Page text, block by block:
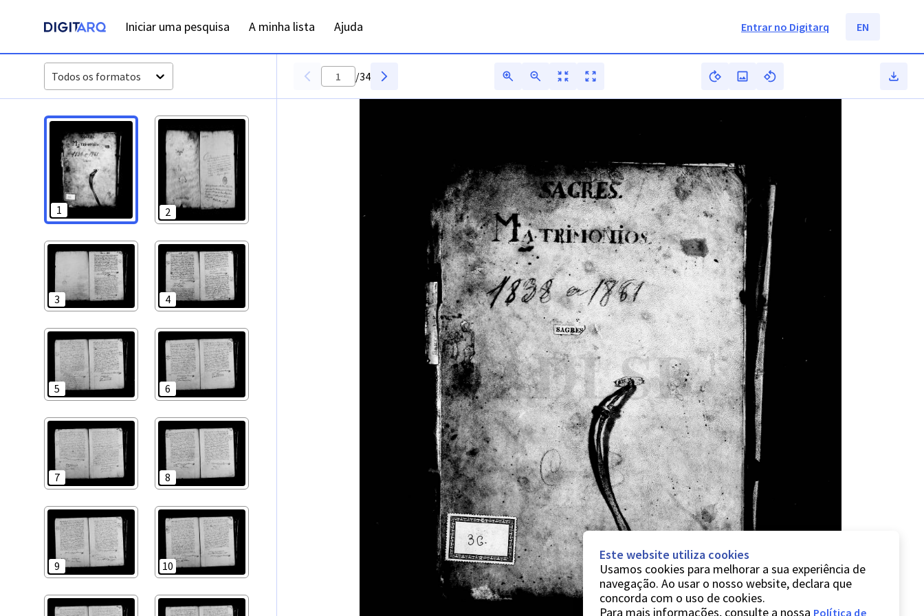
Iniciar uma pesquisa A minha lista Ajuda Entrar no Digitarq EN
Todos os formatos
1 2
3 4
5 6
7 8
9 10
/34
Este website utiliza cookies
Usamos cookies para melhorar a sua experiência de
navegação. Ao usar o nosso website, declara que
concorda com o uso de cookies.
Para mais informações, consulte a nossa Política de